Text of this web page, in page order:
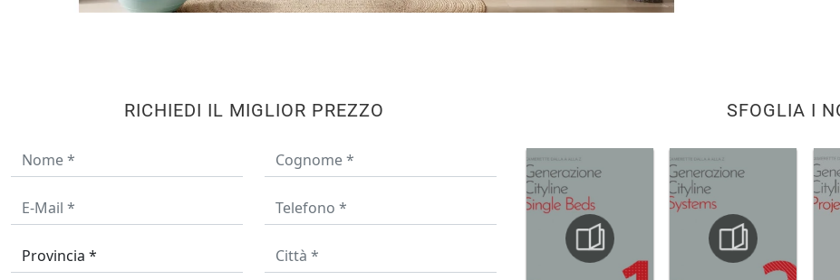
SFOGLIA I
RICHIEDI IL MIGLIOR PREZZO